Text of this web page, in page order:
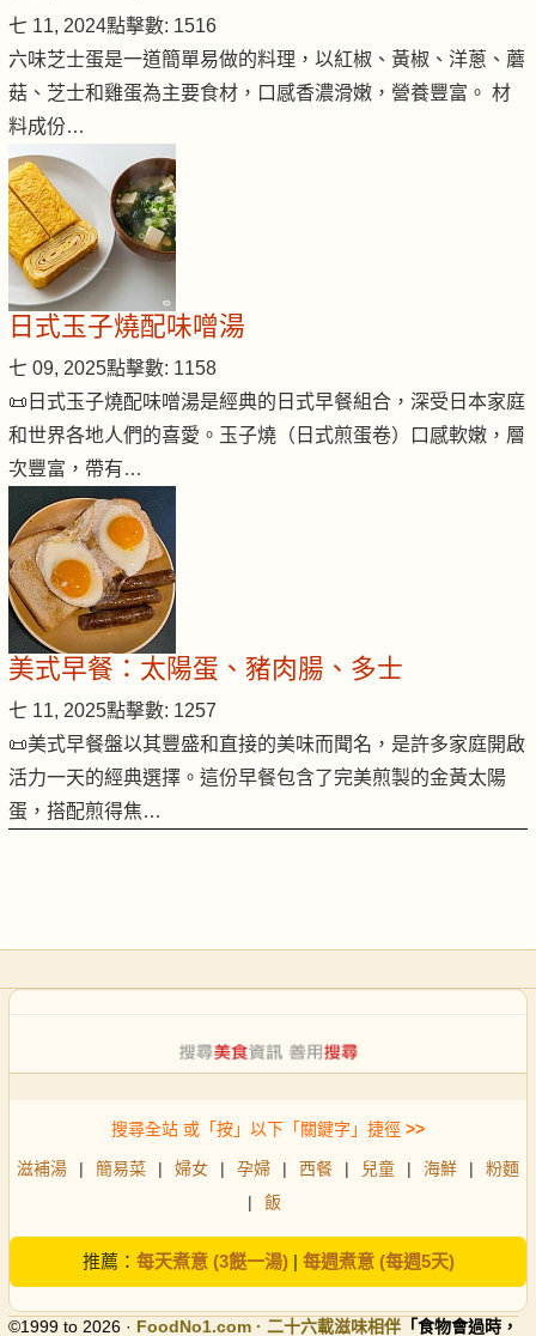
七 11, 2024點擊數: 1516
六味芝士蛋是一道簡單易做的料理，以紅椒、黃椒、洋蔥、蘑
菇、芝士和雞蛋為主要食材，口感香濃滑嫩，營養豐富。 材
料成份…
日式玉子燒配味噌湯
七 09, 2025點擊數: 1158
📜日式玉子燒配味噌湯是經典的日式早餐組合，深受日本家庭
和世界各地人們的喜愛。玉子燒（日式煎蛋卷）口感軟嫩，層
次豐富，帶有…
美式早餐：太陽蛋、豬肉腸、多士
七 11, 2025點擊數: 1257
📜美式早餐盤以其豐盛和直接的美味而聞名，是許多家庭開啟
活力一天的經典選擇。這份早餐包含了完美煎製的金黃太陽
蛋，搭配煎得焦…
搜尋全站 或「按」以下「關鍵字」捷徑 >>
滋補湯 | 簡易菜 | 婦女 | 孕婦 | 西餐 | 兒童 | 海鮮 |
粉麵
|
飯
推薦： 每天煮意 (3餸一湯)| 每週煮意 (每週5天)
©1999 to 2026 · FoodNo1.com · 二十六載滋味相伴 「食物會過時，